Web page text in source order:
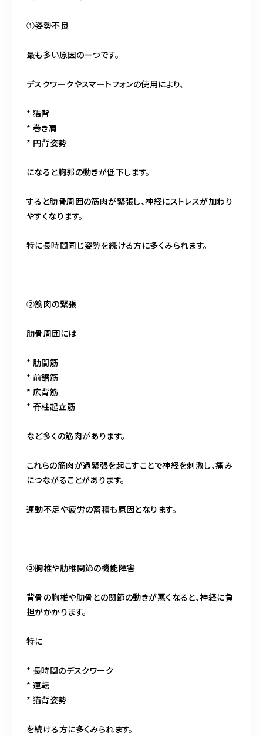
①姿勢不良
最も多い原因の一つです。
デスクワークやスマートフォンの使用により、
* 猫背
* 巻き肩
* 円背姿勢
になると胸郭の動きが低下します。
すると肋骨周囲の筋肉が緊張し、神経にストレスが加わり
やすくなります。
特に長時間同じ姿勢を続ける方に多くみられます。
②筋肉の緊張
肋骨周囲には
* 肋間筋
* 前鋸筋
* 広背筋
* 脊柱起立筋
など多くの筋肉があります。
これらの筋肉が過緊張を起こすことで神経を刺激し、痛み
につながることがあります。
運動不足や疲労の蓄積も原因となります。
③胸椎や肋椎関節の機能障害
背骨の胸椎や肋骨との関節の動きが悪くなると、神経に負
担がかかります。
特に
* 長時間のデスクワーク
* 運転
* 猫背姿勢
を続ける方に多くみられます。